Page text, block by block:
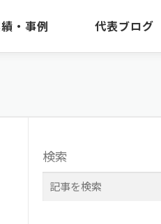
・事例 代表ブログ
検索